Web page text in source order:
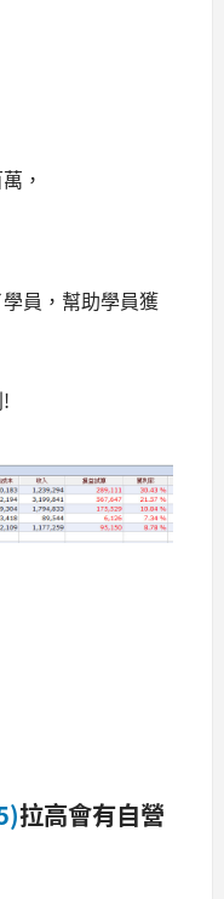
，
員，幫助學員獲
拉高會有自營